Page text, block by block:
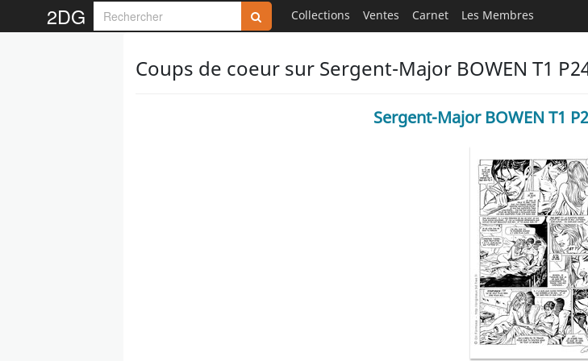
2DG Collections Ventes Carnet Les Membres
Coups de coeur sur Sergent-Major BOWEN T1
Sergent-Major BOWEN T1